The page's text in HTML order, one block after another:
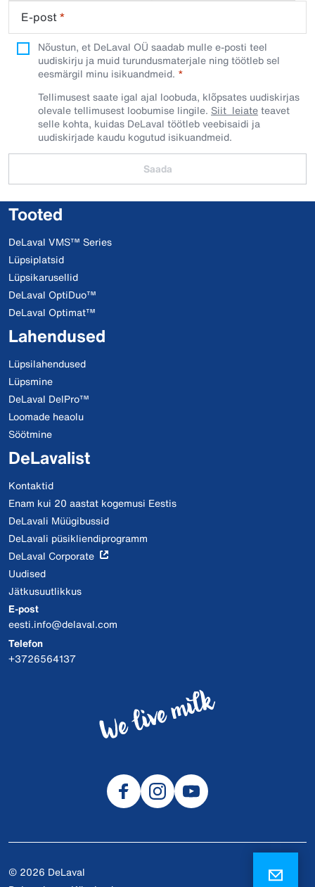
E-post*
Nõustun, et DeLaval OÜ saadab mulle e-posti teel
uudiskirju ja muid turundusmaterjale ning töötleb sel
eesmärgil minu isikuandmeid.​
Tellimusest saate igal ajal loobuda, klõpsates uudiskirjas
olevale tellimusest loobumise lingile. Siit leiateteavet
selle kohta, kuidas DeLaval töötleb veebisaidi ja
uudiskirjade kaudu kogutud isikuandmeid.
Saada
Tooted
DeLaval VMS™ Series
Lüpsiplatsid
Lüpsikarusellid
DeLaval OptiDuo™
DeLaval Optimat™
Lahendused
Lüpsilahendused
Lüpsmine
DeLaval DelPro™
Loomade heaolu
Söötmine
DeLavalist
Kontaktid
Enam kui 20 aastat kogemusi Eestis
DeLavali Müügibussid
DeLavali püsikliendiprogramm
DeLaval Corporate
Uudised
Jätkusuutlikkus
E-post
eesti.info@delaval.com
Telefon
+3726564137
© 2026 DeLaval